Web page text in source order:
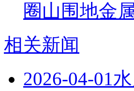
圈山围地金
相关新闻
2026-04-01